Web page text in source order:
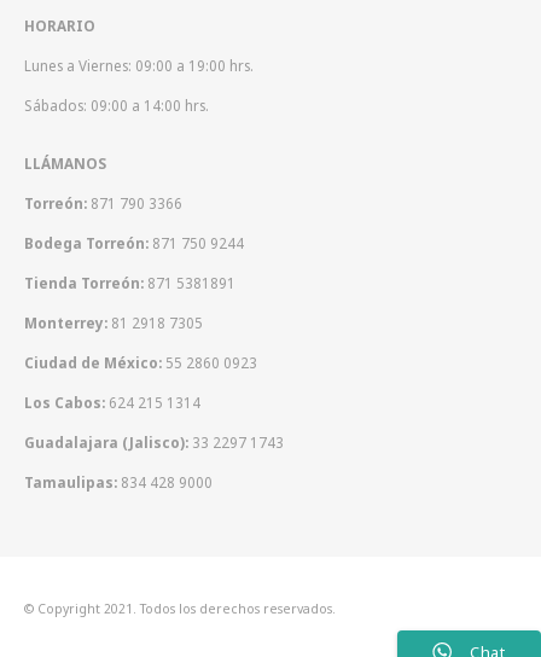
HORARIO
Lunes a Viernes: 09:00 a 19:00 hrs.
Sábados: 09:00 a 14:00 hrs.
LLÁMANOS
Torreón: 871 790 3366
Bodega Torreón: 871 750 9244
Tienda Torreón: 871 5381891
Monterrey: 81 2918 7305
Ciudad de México: 55 2860 0923
Los Cabos: 624 215 1314
Guadalajara (Jalisco): 33 2297 1743
Tamaulipas: 834 428 9000
© Copyright 2021. Todos los derechos reservados.
Chat